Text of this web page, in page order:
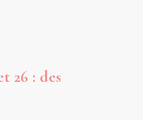
26 : des